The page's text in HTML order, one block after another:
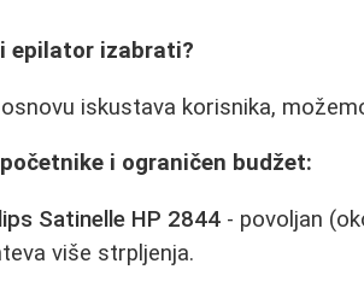
epilator izabrati?
iskustava korisnika,
i ograničen budžet:
Satinelle HP 2844 - povoljan
više strpljenja.